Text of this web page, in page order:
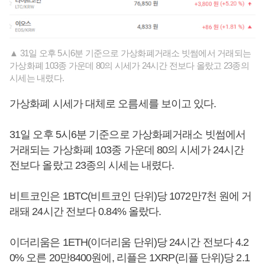
▲ 31일 오후 5시6분 기준으로 가상화폐거래소 빗썸에서 거래되는
가상화폐 103종 가운데 80의 시세가 24시간 전보다 올랐고 23종의
시세는 내렸다.
가상화폐 시세가 대체로 오름세를 보이고 있다.
31일 오후 5시6분 기준으로 가상화폐거래소 빗썸에서
거래되는 가상화폐 103종 가운데 80의 시세가 24시간
전보다 올랐고 23종의 시세는 내렸다.
비트코인은 1BTC(비트코인 단위)당 1072만7천 원에 거
래돼 24시간 전보다 0.84% 올랐다.
이더리움은 1ETH(이더리움 단위)당 24시간 전보다 4.2
0% 오른 20만8400원에, 리플은 1XRP(리플 단위)당 2.1